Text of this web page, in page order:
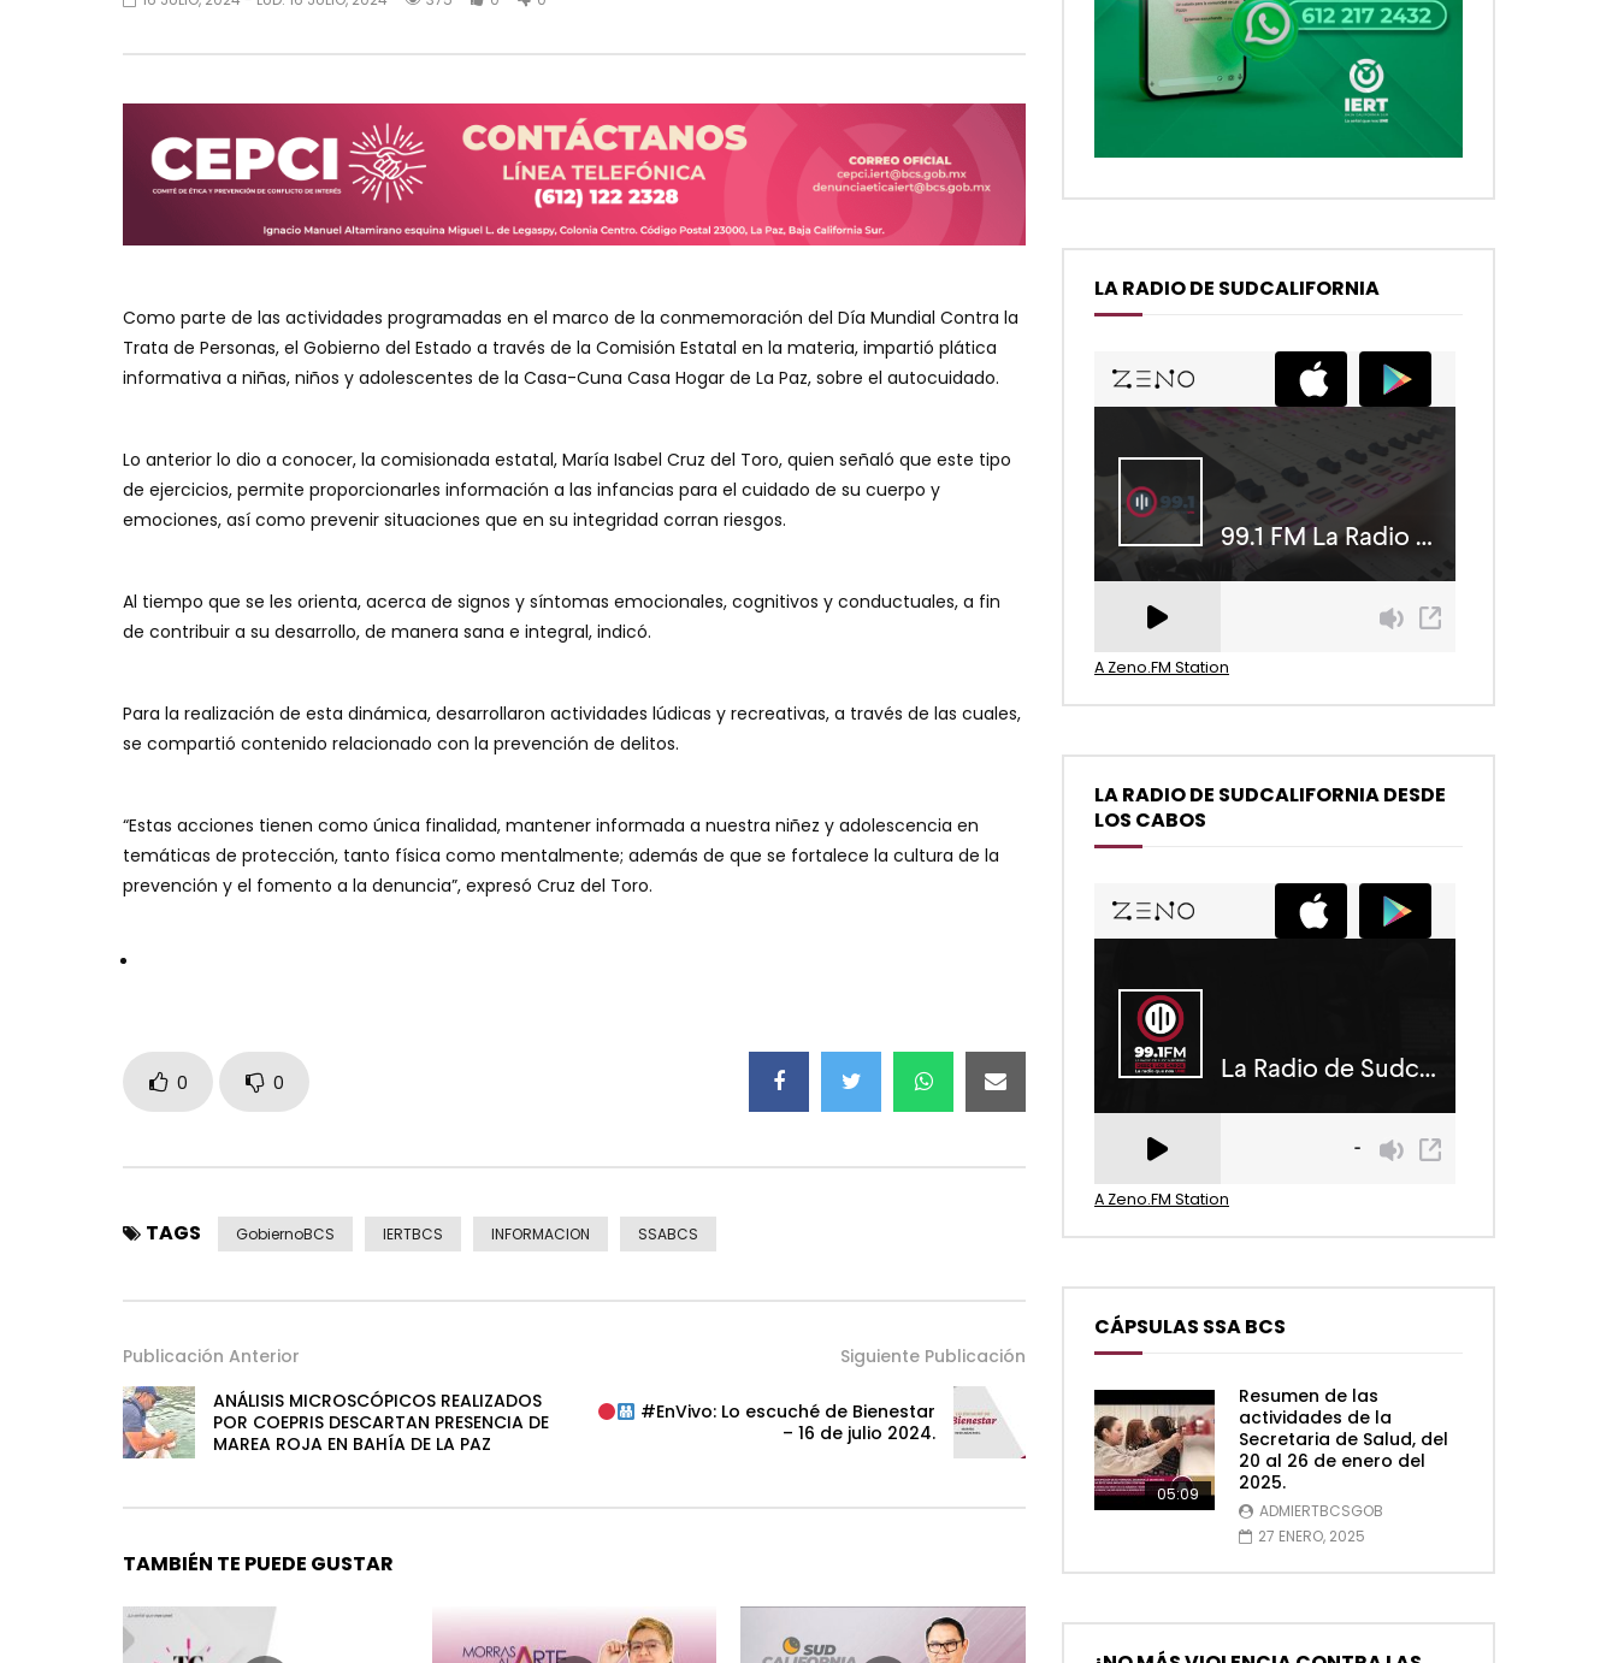
Como parte de las actividades programadas en el marco de la conmemoración del Día Mundial Contra la
Trata de Personas, el Gobierno del Estado a través de la Comisión Estatal en la materia, impartió plática
informativa a niñas, niños y adolescentes de la Casa-Cuna Casa Hogar de La Paz, sobre el autocuidado.
Lo anterior lo dio a conocer, la comisionada estatal, María Isabel Cruz del Toro, quien señaló que este tipo
de ejercicios, permite proporcionarles información a las infancias para el cuidado de su cuerpo y
emociones, así como prevenir situaciones que en su integridad corran riesgos.
Al tiempo que se les orienta, acerca de signos y síntomas emocionales, cognitivos y conductuales, a fin
de contribuir a su desarrollo, de manera sana e integral, indicó.
Para la realización de esta dinámica, desarrollaron actividades lúdicas y recreativas, a través de las cuales,
se compartió contenido relacionado con la prevención de delitos.
“Estas acciones tienen como única finalidad, mantener informada a nuestra niñez y adolescencia en
temáticas de protección, tanto física como mentalmente; además de que se fortalece la cultura de la
prevención y el fomento a la denuncia”, expresó Cruz del Toro.
0 0
TAGS GobiernoBCS IERTBCS INFORMACION SSABCS
Publicación Anterior
ANÁLISIS MICROSCÓPICOS REALIZADOS
POR COEPRIS DESCARTAN PRESENCIA DE
MAREA ROJA EN BAHÍA DE LA PAZ
Siguiente Publicación
#EnVivo: Lo escuché de Bienestar
– 16 de julio 2024.
TAMBIÉN TE PUEDE GUSTAR
LA RADIO DE SUDCALIFORNIA
A Zeno.FM Station
LA RADIO DE SUDCALIFORNIA DESDE
LOS CABOS
A Zeno.FM Station
CÁPSULAS SSA BCS
05:09
Resumen de las
actividades de la
Secretaria de Salud, del
20 al 26 de enero del
2025.
ADMIERTBCSGOB
27 ENERO, 2025